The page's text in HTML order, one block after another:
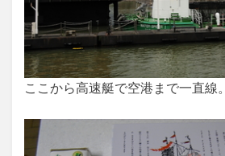
ここから高速艇で空港まで一直線。